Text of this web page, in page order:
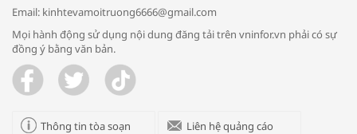
Trao yêu thương cho em
Email: kinhtevamoitruong6666@gmail.com
Mọi hành động sử dụng nội dung đăng tải trên vninfor.vn phải có sự
đồng ý bằng văn bản.
Thông tin tòa soạn Liên hệ quảng cáo